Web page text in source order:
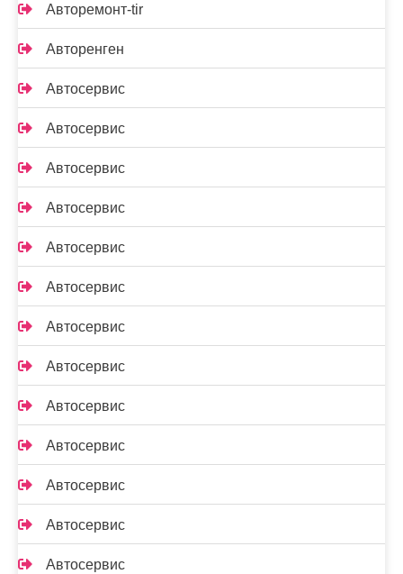
Авторемонт-tir
Авторенген
Автосервис
Автосервис
Автосервис
Автосервис
Автосервис
Автосервис
Автосервис
Автосервис
Автосервис
Автосервис
Автосервис
Автосервис
Автосервис